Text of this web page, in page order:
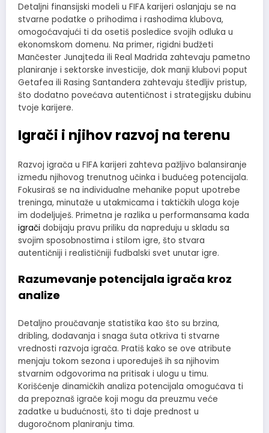
Detaljni finansijski modeli u FIFA karijeri oslanjaju se na
stvarne podatke o prihodima i rashodima klubova,
omogoćavajući ti da osetiš posledice svojih odluka u
ekonomskom domenu. Na primer, rigidni budžeti
Mančester Junajteda ili Real Madrida zahtevaju pametno
planiranje i sektorske investicije, dok manji klubovi poput
Getafea ili Rasing Santandera zahtevaju štedljiv pristup,
što dodatno povećava autentičnost i strategijsku dubinu
tvoje karijere.
Igrači i njihov razvoj na terenu
Razvoj igrača u FIFA karijeri zahteva pažljivo balansiranje
između njihovog trenutnog učinka i budućeg potencijala.
Fokusiraš se na individualne mehanike poput upotrebe
treninga, minutaže u utakmicama i taktičkih uloga koje
im dodeljuješ. Primetna je razlika u performansama kada
igrači dobijaju pravu priliku da napreduju u skladu sa
svojim sposobnostima i stilom igre, što stvara
autentičniji i realističniji fudbalski svet unutar igre.
Razumevanje potencijala igrača kroz
analize
Detaljno proučavanje statistika kao što su brzina,
dribling, dodavanja i snaga šuta otkriva ti stvarne
vrednosti razvoja igrača. Pratiš kako se ove atribute
menjaju tokom sezona i upoređuješ ih sa njihovim
stvarnim odgovorima na pritisak i ulogu u timu.
Korišćenje dinamičkih analiza potencijala omogućava ti
da prepoznaš igrače koji mogu da preuzmu veće
zadatke u budućnosti, što ti daje prednost u
dugoročnom planiranju tima.